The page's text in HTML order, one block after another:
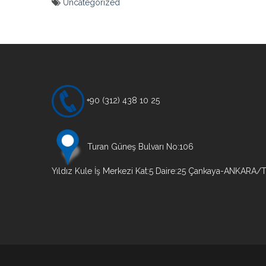
Uncategorized
+90 (312) 438 10 25
Turan Güneş Bulvarı No:106
Yıldız Kule İş Merkezi Kat:5 Daire:25 Çankaya-ANKARA/